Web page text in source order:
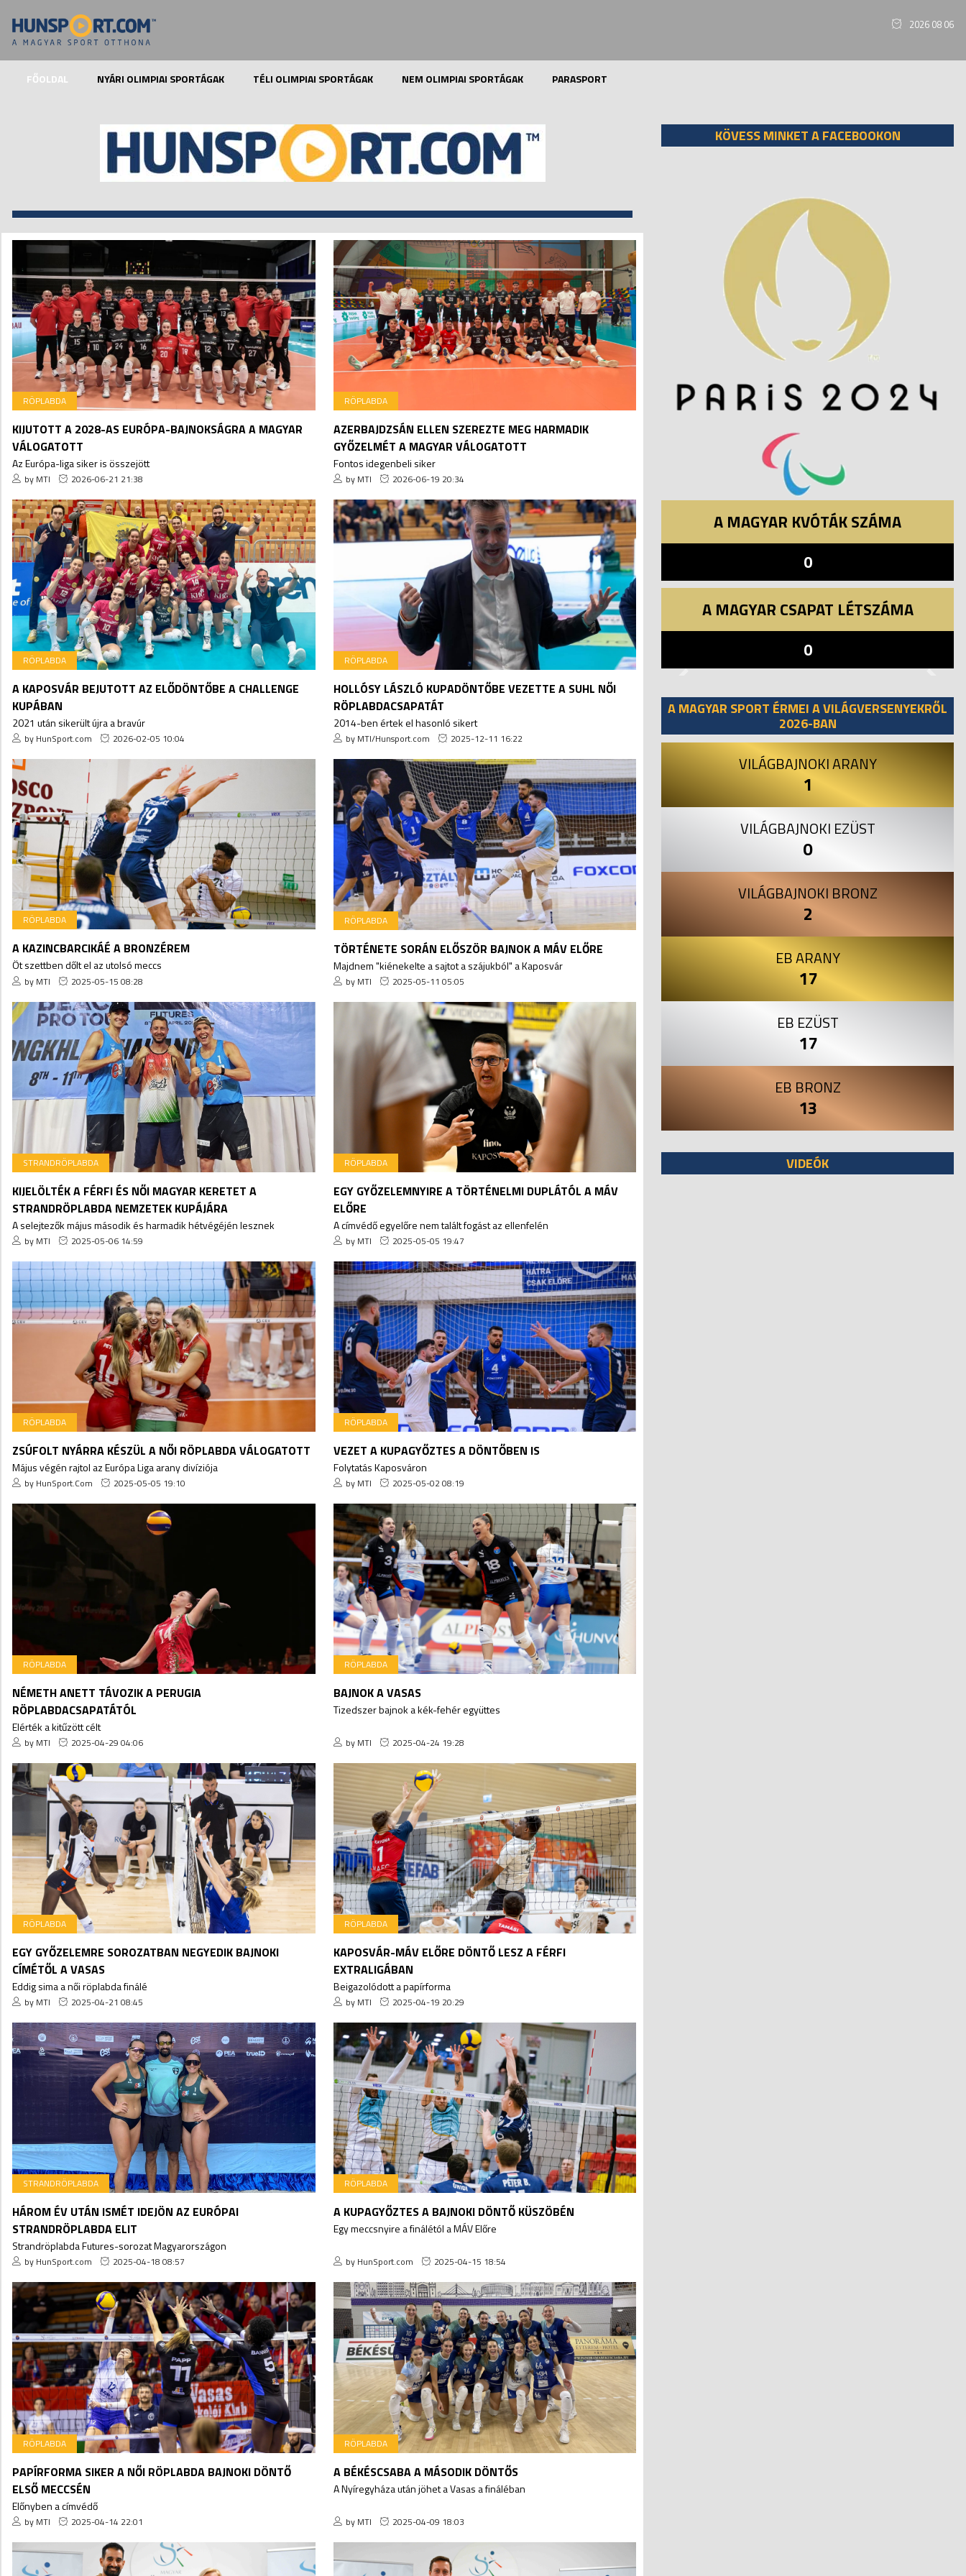
2026 08 06
FŐOLDAL NYÁRI OLIMPIAI SPORTÁGAK TÉLI OLIMPIAI SPORTÁGAK NEM OLIMPIAI SPORTÁGAK PARASPORT
RÖPLABDA
KIJUTOTT A 2028-AS EURÓPA-BAJNOKSÁGRA A MAGYAR
VÁLOGATOTT
Az Európa-liga siker is összejött
by MTI 2026-06-21 21:38
RÖPLABDA
AZERBAJDZSÁN ELLEN SZEREZTE MEG HARMADIK
GYŐZELMÉT A MAGYAR VÁLOGATOTT
Fontos idegenbeli siker
by MTI 2026-06-19 20:34
RÖPLABDA
A KAPOSVÁR BEJUTOTT AZ ELŐDÖNTŐBE A CHALLENGE
KUPÁBAN
2021 után sikerült újra a bravúr
by HunSport.com 2026-02-05 10:04
RÖPLABDA
HOLLÓSY LÁSZLÓ KUPADÖNTŐBE VEZETTE A SUHL NŐI
RÖPLABDACSAPATÁT
2014-ben értek el hasonló sikert
by MTI/Hunsport.com 2025-12-11 16:22
RÖPLABDA
A KAZINCBARCIKÁÉ A BRONZÉREM
Öt szettben dőlt el az utolsó meccs
by MTI 2025-05-15 08:28
RÖPLABDA
TÖRTÉNETE SORÁN ELŐSZÖR BAJNOK A MÁV ELŐRE
Majdnem "kiénekelte a sajtot a szájukból" a Kaposvár
by MTI 2025-05-11 05:05
STRANDRÖPLABDA
KIJELÖLTÉK A FÉRFI ÉS NŐI MAGYAR KERETET A
STRANDRÖPLABDA NEMZETEK KUPÁJÁRA
A selejtezők május második és harmadik hétvégéjén lesznek
by MTI 2025-05-06 14:59
RÖPLABDA
EGY GYŐZELEMNYIRE A TÖRTÉNELMI DUPLÁTÓL A MÁV
ELŐRE
A címvédő egyelőre nem talált fogást az ellenfelén
by MTI 2025-05-05 19:47
RÖPLABDA
ZSÚFOLT NYÁRRA KÉSZÜL A NŐI RÖPLABDA VÁLOGATOTT
Május végén rajtol az Európa Liga arany divíziója
by HunSport.Com 2025-05-05 19:10
RÖPLABDA
VEZET A KUPAGYŐZTES A DÖNTŐBEN IS
Folytatás Kaposváron
by MTI 2025-05-02 08:19
RÖPLABDA
NÉMETH ANETT TÁVOZIK A PERUGIA
RÖPLABDACSAPATÁTÓL
Elérték a kitűzött célt
by MTI 2025-04-29 04:06
RÖPLABDA
BAJNOK A VASAS
Tizedszer bajnok a kék-fehér együttes
by MTI 2025-04-24 19:28
RÖPLABDA
EGY GYŐZELEMRE SOROZATBAN NEGYEDIK BAJNOKI
CÍMÉTŐL A VASAS
Eddig sima a női röplabda finálé
by MTI 2025-04-21 08:45
RÖPLABDA
KAPOSVÁR-MÁV ELŐRE DÖNTŐ LESZ A FÉRFI
EXTRALIGÁBAN
Beigazolódott a papírforma
by MTI 2025-04-19 20:29
STRANDRÖPLABDA
HÁROM ÉV UTÁN ISMÉT IDEJÖN AZ EURÓPAI
STRANDRÖPLABDA ELIT
Strandröplabda Futures-sorozat Magyarországon
by HunSport.com 2025-04-18 08:57
RÖPLABDA
A KUPAGYŐZTES A BAJNOKI DÖNTŐ KÜSZÖBÉN
Egy meccsnyire a finálétól a MÁV Előre
by HunSport.com 2025-04-15 18:54
RÖPLABDA
PAPÍRFORMA SIKER A NŐI RÖPLABDA BAJNOKI DÖNTŐ
ELSŐ MECCSÉN
Előnyben a címvédő
by MTI 2025-04-14 22:01
RÖPLABDA
A BÉKÉSCSABA A MÁSODIK DÖNTŐS
A Nyíregyháza után jöhet a Vasas a fináléban
by MTI 2025-04-09 18:03
KÖVESS MINKET A FACEBOOKON
A MAGYAR KVÓTÁK SZÁMA
0
A MAGYAR CSAPAT LÉTSZÁMA
0
A MAGYAR SPORT ÉRMEI A VILÁGVERSENYEKRŐL
2026-BAN
VILÁGBAJNOKI ARANY
1
VILÁGBAJNOKI EZÜST
0
VILÁGBAJNOKI BRONZ
2
EB ARANY
17
EB EZÜST
17
EB BRONZ
13
VIDEÓK